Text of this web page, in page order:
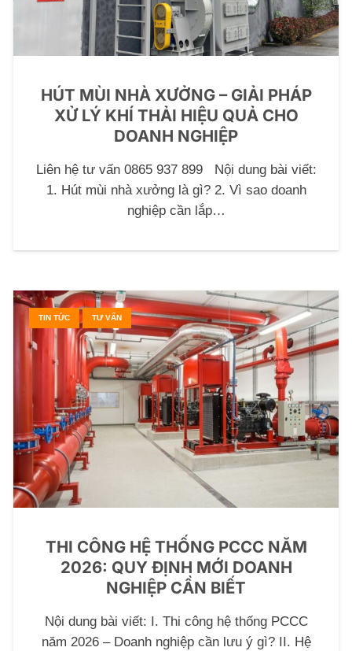
HÚT MÙI NHÀ XƯỞNG – GIẢI PHÁP
XỬ LÝ KHÍ THẢI HIỆU QUẢ CHO
DOANH NGHIỆP
Liên hệ tư vấn 0865 937 899 Nội dung bài viết:
1. Hút mùi nhà xưởng là gì? 2. Vì sao doanh
nghiệp cần lắp…
TIN TỨC TƯ VẤN
THI CÔNG HỆ THỐNG PCCC NĂM
2026: QUY ĐỊNH MỚI DOANH
NGHIỆP CẦN BIẾT
Nội dung bài viết: I. Thi công hệ thống PCCC
năm 2026 – Doanh nghiệp cần lưu ý gì? II. Hệ